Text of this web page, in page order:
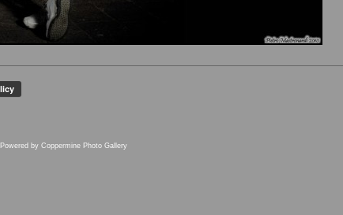
Powered by Coppermine Photo Gallery